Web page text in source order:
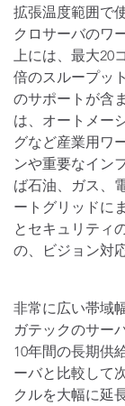
拡張温度範囲で
クロサーバのワ
上には、最大20
倍のスループッ
のサポートが含
は、オートメー
グなど産業用ワ
ンや重要なイン
ば石油、ガス、
ートグリッドに
とセキュリティ
の、ビジョン対
非常に広い帯域
ガテックのサー
10年間の長期供
ーバと比較して
クルを大幅に延